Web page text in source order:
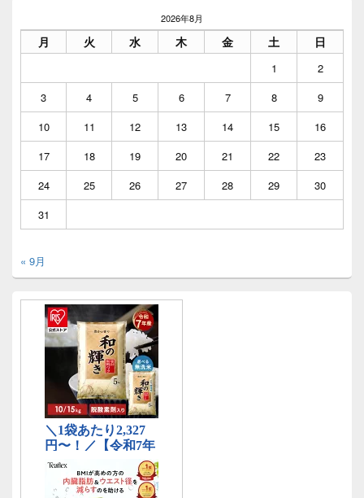
2026年8月
月 火 水 木 金 土 日
1
2
3
4 5 6 7 8
9
10
11 12 13 14 15
16
17
18 19 20 21 22
23
24
25 26 27 28 29
30
31
« 9月